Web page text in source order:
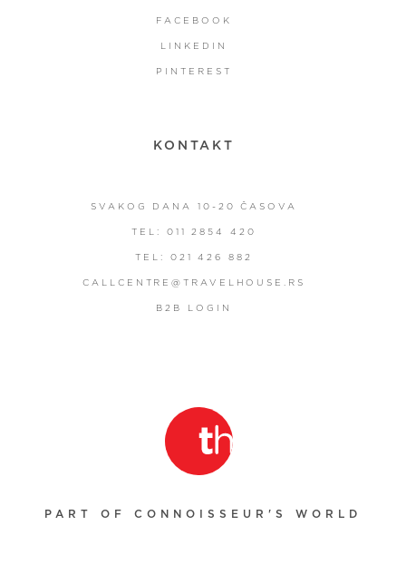
FACEBOOK
LINKEDIN
PINTEREST
KONTAKT
SVAKOG DANA 10-20 ČASOVA
TEL: 011 2854 420
TEL: 021 426 882
CALLCENTRE@TRAVELHOUSE.RS
B2B LOGIN
PART OF CONNOISSEUR'S WORLD